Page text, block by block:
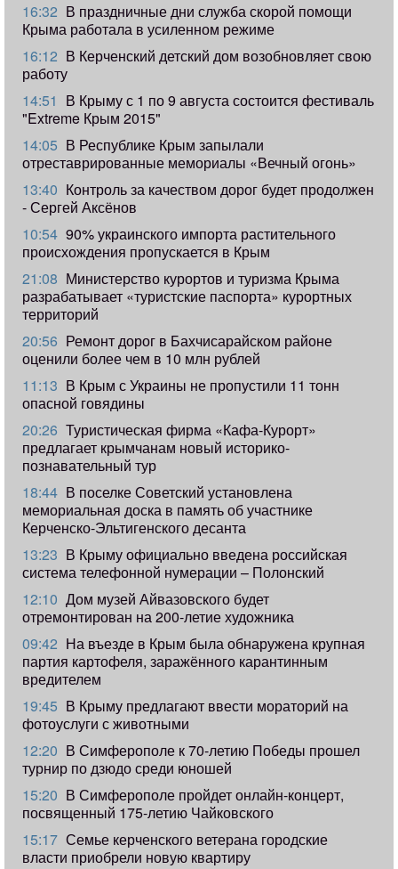
16:32 В праздничные дни служба скорой помощи
Крыма работала в усиленном режиме
16:12 В Керченский детский дом возобновляет свою
работу
14:51 В Крыму с 1 по 9 августа состоится фестиваль
"Extreme Крым 2015"
14:05 В Республике Крым запылали
отреставрированные мемориалы «Вечный огонь»
13:40 Контроль за качеством дорог будет продолжен
- Сергей Аксёнов
10:54 90% украинского импорта растительного
происхождения пропускается в Крым
21:08 Министерство курортов и туризма Крыма
разрабатывает «туристские паспорта» курортных
территорий
20:56 Ремонт дорог в Бахчисарайском районе
оценили более чем в 10 млн рублей
11:13 В Крым с Украины не пропустили 11 тонн
опасной говядины
20:26 Туристическая фирма «Кафа-Курорт»
предлагает крымчанам новый историко-
познавательный тур
18:44 В поселке Советский установлена
мемориальная доска в память об участнике
Керченско-Эльтигенского десанта
13:23 В Крыму официально введена российская
система телефонной нумерации – Полонский
12:10 Дом музей Айвазовского будет
отремонтирован на 200-летие художника
09:42 ​На въезде в Крым была обнаружена крупная
партия картофеля, заражённого карантинным
вредителем
19:45 В Крыму предлагают ввести мораторий на
фотоуслуги с животными
12:20 В Симферополе к 70-летию Победы прошел
турнир по дзюдо среди юношей
15:20 В Симферополе пройдет онлайн-концерт,
посвященный 175-летию Чайковского
15:17 Семье керченского ветерана городские
власти приобрели новую квартиру